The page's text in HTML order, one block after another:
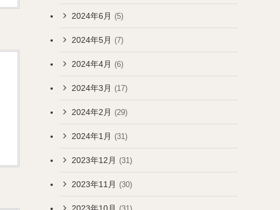
2024年6月 (5)
2024年5月 (7)
2024年4月 (6)
2024年3月 (17)
2024年2月 (29)
2024年1月 (31)
2023年12月 (31)
2023年11月 (30)
2023年10月